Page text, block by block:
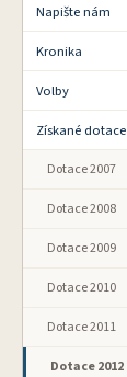
Napište nám
Kronika
Volby
Získané dotace
Dotace 2007
Dotace 2008
Dotace 2009
Dotace 2010
Dotace 2011
Dotace 2012